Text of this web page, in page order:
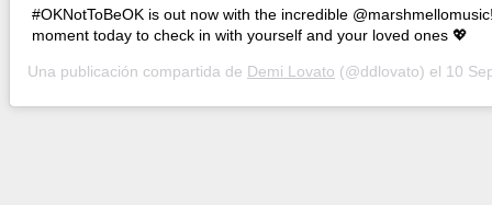
#OKNotToBeOK is out now with the incredible
moment today to check in with yourself and your loved ones 💖
Una publicación compartida de Demi Lovato (@ddlovato) el 10 Sep,